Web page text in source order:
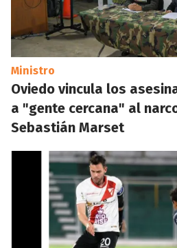
Ministro
Oviedo vincula los
a "gente cercana" al
Sebastián Marset